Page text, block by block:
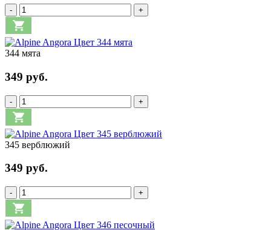
- +
344 мята
349 руб.
- +
345 верблюжий
349 руб.
- +